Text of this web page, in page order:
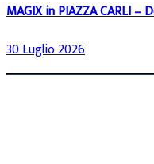
MAGIX in PIAZZA CARLI –
30 Luglio 2026